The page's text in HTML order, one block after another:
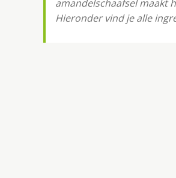
amandelschaafsel maakt
Hieronder vind je alle